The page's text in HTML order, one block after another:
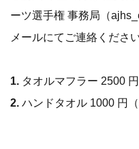
ーツ選手権 事務局（
メールにてご連絡ください
1.
タオルマフラー 2500
2. ハンドタオル 1000 円